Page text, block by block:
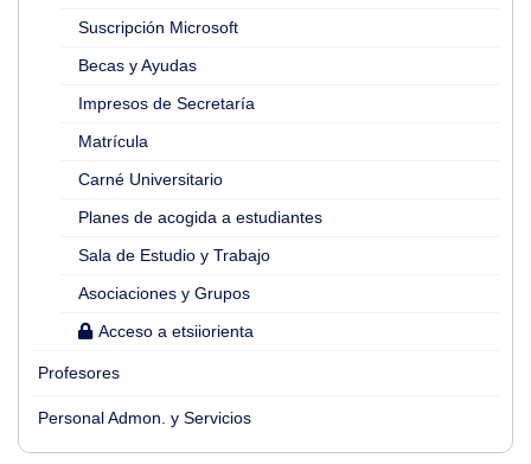
Suscripción Microsoft
Becas y Ayudas
Impresos de Secretaría
Matrícula
Carné Universitario
Planes de acogida a estudiantes
Sala de Estudio y Trabajo
Asociaciones y Grupos
Acceso a etsiiorienta
Profesores
Personal Admon. y Servicios